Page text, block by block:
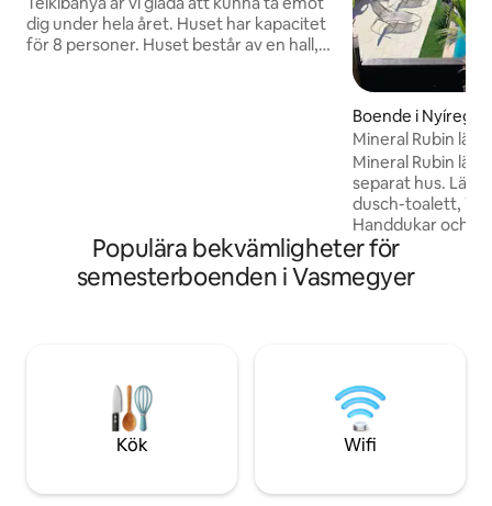
dig under hela året. Huset har kapacitet
för 8 personer. Huset består av en hall,
Boende i
Mineral Rubin
Mineral Rubin
separat hus.
dusch-toalett, TV
Handdukar och
tillhandahållas
kan tänkas
byggd 2021 för
poolavdelningen
tillgänglig från
och 31 augusti.
Populära bekvämligheter för
semesterboenden i Vasmegyer
Kök Wifi